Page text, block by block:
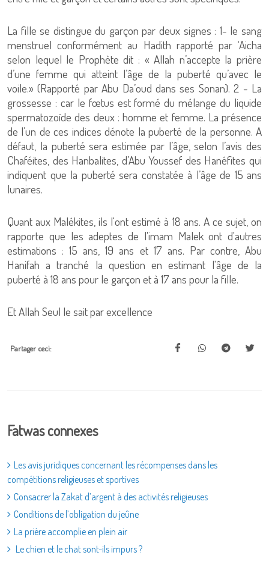
La fille se distingue du garçon par deux signes : 1- le sang
menstruel conformément au Hadith rapporté par ‘Aicha
selon lequel le Prophète dit : « Allah n’accepte la prière
d’une femme qui atteint l’âge de la puberté qu’avec le
voile.» (Rapporté par Abu Da’oud dans ses Sonan). 2 - La
grossesse : car le fœtus est formé du mélange du liquide
spermatozoïde des deux : homme et femme. La présence
de l’un de ces indices dénote la puberté de la personne. A
défaut, la puberté sera estimée par l’âge, selon l’avis des
Chaféites, des Hanbalites, d’Abu Youssef des Hanéfites qui
indiquent que la puberté sera constatée à l’âge de 15 ans
lunaires.
Quant aux Malékites, ils l'ont estimé à 18 ans. A ce sujet, on
rapporte que les adeptes de l'imam Malek ont d'autres
estimations : 15 ans, 19 ans et 17 ans. Par contre, Abu
Hanifah a tranché la question en estimant l'âge de la
puberté à 18 ans pour le garçon et à 17 ans pour la fille.
Et Allah Seul le sait par excellence
Partager ceci:
Fatwas connexes
Les avis juridiques concernant les récompenses dans les
compétitions religieuses et sportives
Consacrer la Zakat d’argent à des activités religieuses
Conditions de l’obligation du jeûne
La prière accomplie en plein air
Le chien et le chat sont-ils impurs ?